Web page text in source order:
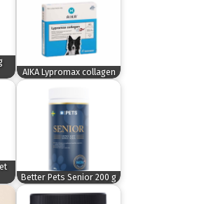
AIKA Lypromax collagen
Better Pets Senior 200 g